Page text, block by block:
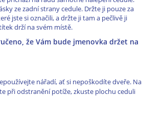
ze zadní strany cedule. Držte ji pouze za
jste si označili, a držte ji tam a pečlivě ji
drží na svém místě.
že Vám bude jmenovka držet na
nářadí, ať si nepoškodíte dveře. Na
při odstranění potíže, zkuste plochu ceduli